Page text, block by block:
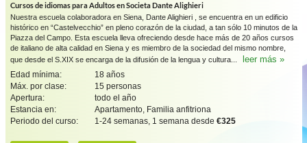
Cursos de idiomas para Adultos en Societa Dante Alighieri
Nuestra escuela colaboradora en Siena, Dante Alighieri , se encuentra en un edificio
histórico en “Castelvecchio” en pleno corazón de la ciudad, a tan sólo 10 minutos de la
Piazza del Campo. Esta escuela lleva ofreciendo desde hace más de 20 años cursos
de italiano de alta calidad en Siena y es miembro de la sociedad del mismo nombre,
que desde el S.XIX se encarga de la difusión de la lengua y cultura...
leer más »
Edad mínima:
18 años
Máx. por clase:
15 personas
Apertura:
todo el año
Estancia en:
Apartamento, Familia anfitriona
Periodo del curso:
1-24 semanas, 1 semana desde €325